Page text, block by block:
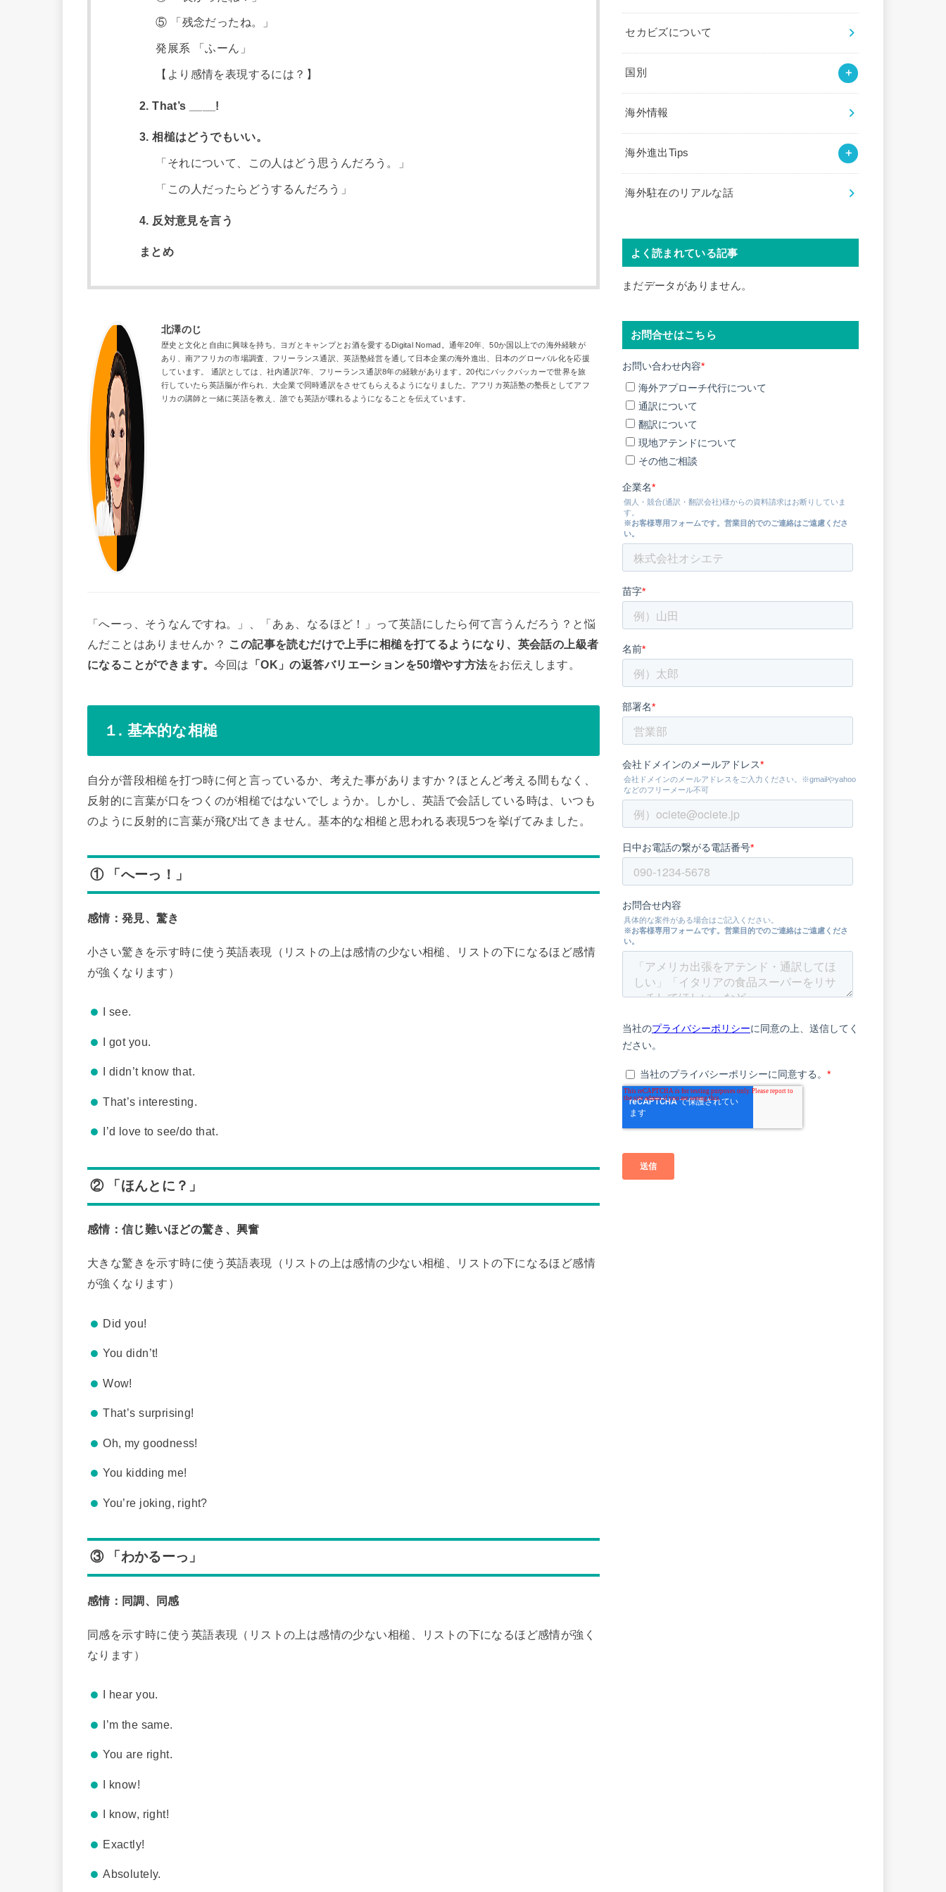
⑤ 「残念だったね。」
発展系 「ふーん」
【より感情を表現するには？】
2. That’s ____!
3. 相槌はどうでもいい。
「それについて、この人はどう思うんだろう。」
「この人だったらどうするんだろう」
4. 反対意見を言う
まとめ
北澤のじ
歴史と文化と自由に興味を持ち、ヨガとキャンプとお酒を愛するDigital Nomad。通年20年、50か国以上での海外経験が
あり、南アフリカの市場調査、フリーランス通訳、英語塾経営を通して日本企業の海外進出、日本のグローバル化を応援
しています。 通訳としては、社内通訳7年、フリーランス通訳8年の経験があります。20代にバックパッカーで世界を旅
行していたら英語脳が作られ、大企業で同時通訳をさせてもらえるようになりました。アフリカ英語塾の塾長としてアフ
リカの講師と一緒に英語を教え、誰でも英語が喋れるようになることを伝えています。
「へーっ、そうなんですね。」、「あぁ、なるほど！」って英語にしたら何て言うんだろう？と悩
んだことはありませんか？ この記事を読むだけで上手に相槌を打てるようになり、英会話の上級者
になることができます。 今回は 「OK」の返答バリエーションを50増やす方法をお伝えします。
１. 基本的な相槌
自分が普段相槌を打つ時に何と言っているか、考えた事がありますか？ほとんど考える間もなく、
反射的に言葉が口をつくのが相槌ではないでしょうか。しかし、英語で会話している時は、いつも
のように反射的に言葉が飛び出てきません。基本的な相槌と思われる表現5つを挙げてみました。
① 「へーっ！」
感情：発見、驚き
小さい驚きを示す時に使う英語表現（リストの上は感情の少ない相槌、リストの下になるほど感情
が強くなります）
I see.
I got you.
I didn’t know that.
That’s interesting.
I’d love to see/do that.
② 「ほんとに？」
感情：信じ難いほどの驚き、興奮
大きな驚きを示す時に使う英語表現（リストの上は感情の少ない相槌、リストの下になるほど感情
が強くなります）
Did you!
You didn’t!
Wow!
That’s surprising!
Oh, my goodness!
You kidding me!
You’re joking, right?
③ 「わかるーっ」
感情：同調、同感
同感を示す時に使う英語表現（リストの上は感情の少ない相槌、リストの下になるほど感情が強く
なります）
I hear you.
I’m the same.
You are right.
I know!
I know, right!
Exactly!
Absolutely.
セカビズについて
国別
海外情報
海外進出Tips
海外駐在のリアルな話
よく読まれている記事
まだデータがありません。
お問合せはこちら